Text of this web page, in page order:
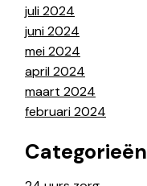
juli 2024
juni 2024
mei 2024
april 2024
maart 2024
februari 2024
Categorieën